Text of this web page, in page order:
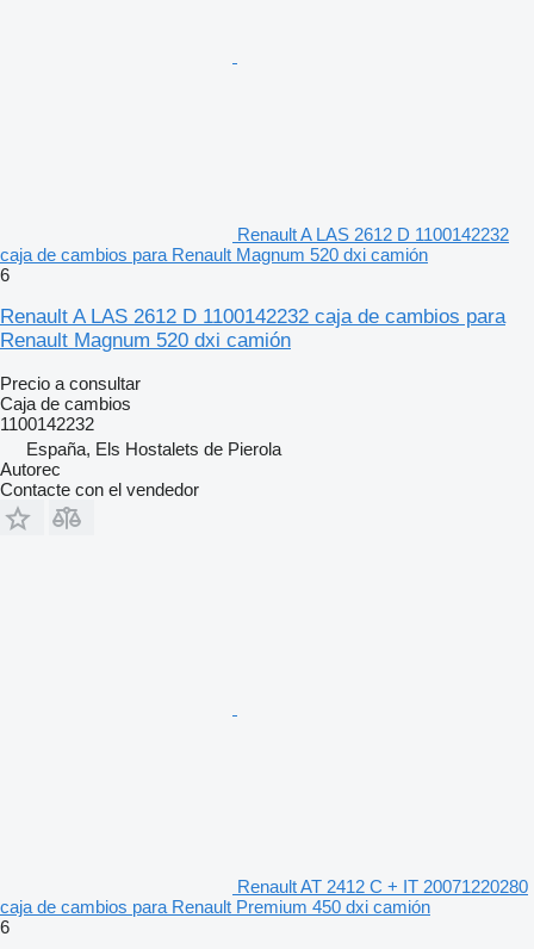
Renault A LAS 2612 D 1100142232
caja de cambios para Renault Magnum 520 dxi camión
6
Renault A LAS 2612 D 1100142232 caja de cambios para
Renault Magnum 520 dxi camión
Precio a consultar
Caja de cambios
1100142232
España, Els Hostalets de Pierola
Autorec
Contacte con el vendedor
Renault AT 2412 C + IT 20071220280
caja de cambios para Renault Premium 450 dxi camión
6